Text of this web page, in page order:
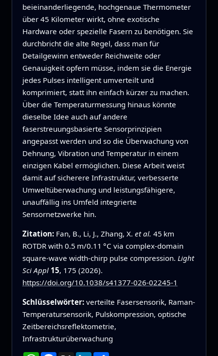
beieinanderliegende, hochgenaue Thermometer
über 45 Kilometer wirkt, ohne exotische
Hardware oder spezielle Fasern zu benötigen. Sie
durchbricht die alte Regel, dass man für
Detailgewinn entweder Reichweite oder
Genauigkeit opfern müsse, indem sie die Energie
jedes Pulses intelligent umverteilt und
komprimiert, statt ihn einfach kürzer zu machen.
Über die Temperaturmessung hinaus könnte
dieselbe Idee auch auf andere
faserstreuungsbasierte Sensorprinzipien
angepasst werden und so die Überwachung von
Dehnung, Vibration und Temperatur in einem
einzigen Kabel ermöglichen. Diese Arbeit weist
damit auf sicherere Infrastruktur, verbesserte
Umweltüberwachung und leistungsfähigere,
unauffällig ins Umfeld integrierte
Sensornetzwerke hin.
Zitation: Fan, B., Li, J., Zhang, X. et al. 45 km
ROTDR with 0.5 m/0.11 °C via complex-domain
square-wave width-chirp pulse compression. Light
Sci Appl 15, 175 (2026).
https://doi.org/10.1038/s41377-026-02245-1
Schlüsselwörter: verteilte Fasersensorik, Raman-
Temperatursensorik, Pulskompression, optische
Zeitbereichsreflektometrie,
Infrastrukturüberwachung